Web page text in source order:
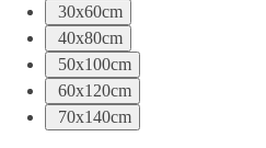
30x60cm
40x80cm
50x100cm
60x120cm
70x140cm